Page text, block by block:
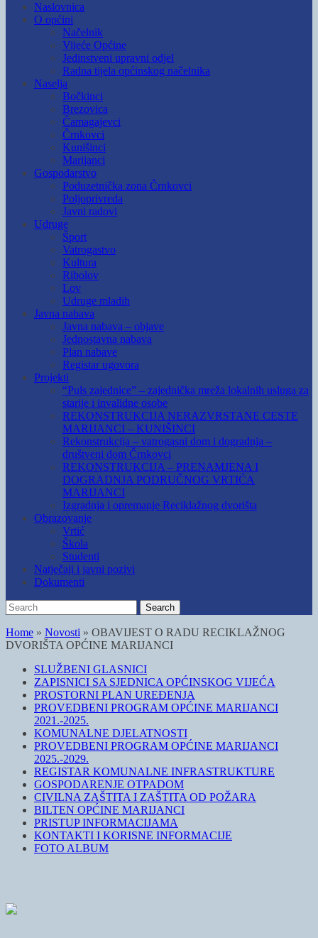
Naslovnica
O općini
Načelnik
Vijeće Općine
Jedinstveni upravni odjel
Radna tijela općinskog načelnika
Naselja
Bočkinci
Brezovica
Čamagajevci
Črnkovci
Kunišinci
Marijanci
Gospodarstvo
Poduzetnička zona Črnkovci
Poljoprivreda
Javni radovi
Udruge
Šport
Vatrogastvo
Kultura
Ribolov
Lov
Udruge mladih
Javna nabava
Javna nabava – objave
Jednostavna nabava
Plan nabave
Registar ugovora
Projekti
“Puls zajednice” – zajednička mreža lokalnih usluga za
starije i invalidne osobe
REKONSTRUKCIJA NERAZVRSTANE CESTE
MARIJANCI – KUNIŠINCI
Rekonstrukcija – vatrogasni dom i dogradnja –
društveni dom Črnkovci
REKONSTRUKCIJA – PRENAMJENA I
DOGRADNJA PODRUČNOG VRTIĆA
MARIJANCI
Izgradnja i opremanje Reciklažnog dvorišta
Obrazovanje
Vrtić
Škola
Studenti
Natječaji i javni pozivi
Dokumenti
Search
for:
Search
Home » Novosti » OBAVIJEST O RADU RECIKLAŽNOG
DVORIŠTA OPĆINE MARIJANCI
SLUŽBENI GLASNICI
ZAPISNICI SA SJEDNICA OPĆINSKOG VIJEĆA
PROSTORNI PLAN UREĐENJA
PROVEDBENI PROGRAM OPĆINE MARIJANCI
2021.-2025.
KOMUNALNE DJELATNOSTI
PROVEDBENI PROGRAM OPĆINE MARIJANCI
2025.-2029.
REGISTAR KOMUNALNE INFRASTRUKTURE
GOSPODARENJE OTPADOM
CIVILNA ZAŠTITA I ZAŠTITA OD POŽARA
BILTEN OPĆINE MARIJANCI
PRISTUP INFORMACIJAMA
KONTAKTI I KORISNE INFORMACIJE
FOTO ALBUM